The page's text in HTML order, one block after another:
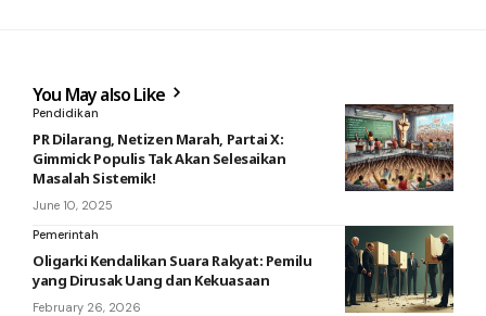
You May also Like
Pendidikan
PR Dilarang, Netizen Marah, Partai X:
Gimmick Populis Tak Akan Selesaikan
Masalah Sistemik!
June 10, 2025
Pemerintah
Oligarki Kendalikan Suara Rakyat: Pemilu
yang Dirusak Uang dan Kekuasaan
February 26, 2026